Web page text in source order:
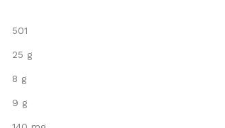
501
25 g
8 g
9 g